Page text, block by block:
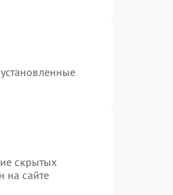
скрытых
на сайте